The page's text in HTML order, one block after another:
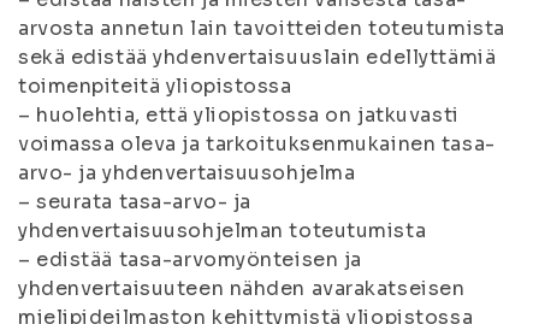
arvosta annetun lain tavoitteiden toteutumista
sekä edistää yhdenvertaisuuslain edellyttämiä
toimenpiteitä yliopistossa
– huolehtia, että yliopistossa on jatkuvasti
voimassa oleva ja tarkoituksenmukainen tasa-
arvo- ja yhdenvertaisuusohjelma
– seurata tasa-arvo- ja
yhdenvertaisuusohjelman toteutumista
– edistää tasa-arvomyönteisen ja
yhdenvertaisuuteen nähden avarakatseisen
mielipideilmaston kehittymistä yliopistossa